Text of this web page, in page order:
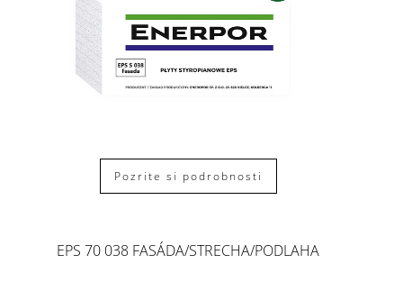
Pozrite si podrobnosti
EPS 70 038 FASÁDA/STRECHA/PODLAHA